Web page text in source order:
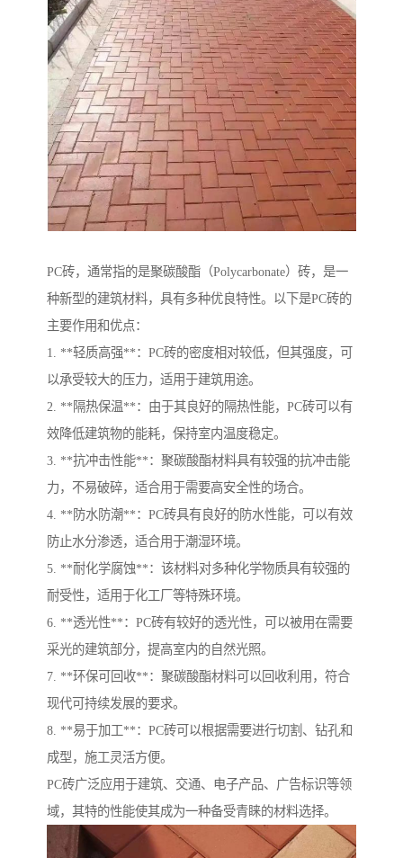
PC砖，通常指的是聚碳酸酯（Polycarbonate）砖，是一
种新型的建筑材料，具有多种优良特性。以下是PC砖的
主要作用和优点：
1. **轻质高强**：PC砖的密度相对较低，但其强度，可
以承受较大的压力，适用于建筑用途。
2. **隔热保温**：由于其良好的隔热性能，PC砖可以有
效降低建筑物的能耗，保持室内温度稳定。
3. **抗冲击性能**：聚碳酸酯材料具有较强的抗冲击能
力，不易破碎，适合用于需要高安全性的场合。
4. **防水防潮**：PC砖具有良好的防水性能，可以有效
防止水分渗透，适合用于潮湿环境。
5. **耐化学腐蚀**：该材料对多种化学物质具有较强的
耐受性，适用于化工厂等特殊环境。
6. **透光性**：PC砖有较好的透光性，可以被用在需要
采光的建筑部分，提高室内的自然光照。
7. **环保可回收**：聚碳酸酯材料可以回收利用，符合
现代可持续发展的要求。
8. **易于加工**：PC砖可以根据需要进行切割、钻孔和
成型，施工灵活方便。
PC砖广泛应用于建筑、交通、电子产品、广告标识等领
域，其特的性能使其成为一种备受青睐的材料选择。